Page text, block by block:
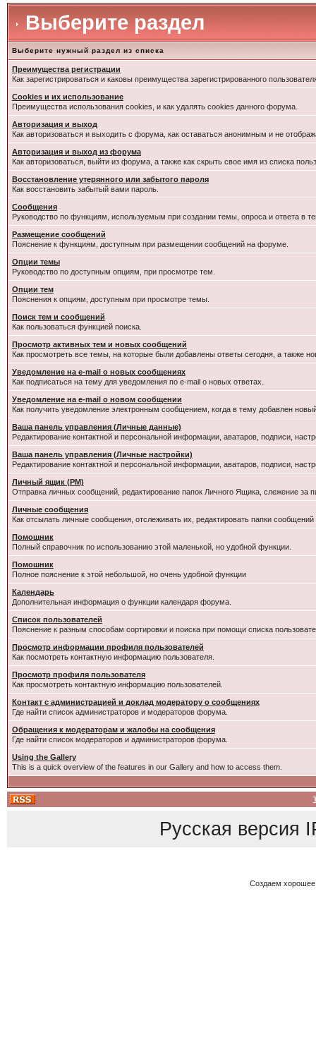
Выберите раздел
Выберите нужный раздел из списка
Преимущества регистрации
Как зарегистрироваться и каковы преимущества зарегистрированного
Cookies и их использование
Преимущества использования cookies, и как удалять cookies данного форума.
Авторизация и выход
Как авторизоваться и выходить с форума, как оставаться анонимным и не
Авторизация и выход из форума
Как авторизоваться, выйти из форума, а также как скрыть свое имя из списка
Восстановление утерянного или забытого пароля
Как восстановить забытый вами пароль.
Сообщения
Руководство по функциям, используемым при создании темы, опроса и ответа в
Размещение сообщений
Пояснение к функциям, доступным при размещении сообщений на форуме.
Опции темы
Руководство по доступным опциям, при просмотре тем.
Опции тем
Пояснения к опциям, доступным при просмотре темы.
Поиск тем и сообщений
Как пользоваться функцией поиска.
Просмотр активных тем и новых сообщений
Как просмотреть все темы, на которые были добавлены ответы сегодня, а также
Уведомление на e-mail о новых сообщениях
Как подписаться на тему для уведомления по e-mail о новых ответах.
Уведомление на е-mail о новом сообщении
Как получить уведомление электронным сообщением, когда в тему добавлен
Ваша панель управления (Личные данные)
Редактирование контактной и персональной информации, аватаров, подписи,
Ваша панель управления (Личные настройки)
Редактирование контактной и персональной информации, аватаров, подписи,
Личный ящик (PM)
Отправка личных сообщений, редактирование папок Личного Ящика, слежение за
Личные сообщения
Как отсылать личные сообщения, отслеживать их, редактировать папки
Помощник
Полный справочник по использованию этой маленькой, но удобной функции.
Помошник
Полное пояснение к этой небольшой, но очень удобной функции
Календарь
Дополнительная информация о функции календаря форума.
Список пользователей
Пояснение к разным способам сортировки и поиска при помощи списка
Просмотр информации профиля пользователей
Как посмотреть контактную информацию пользователя.
Просмотр профиля пользователя
Как просмотреть контактную информацию пользователей.
Контакт с администрацией и доклад модератору о сообщениях
Где найти список администраторов и модераторов форума.
Обращения к модераторам и жалобы на сообщения
Где найти список модераторов и администраторов форума.
Using the Gallery
This is a quick overview of the features in our Gallery and how to access them.
Русская версия
Создаем